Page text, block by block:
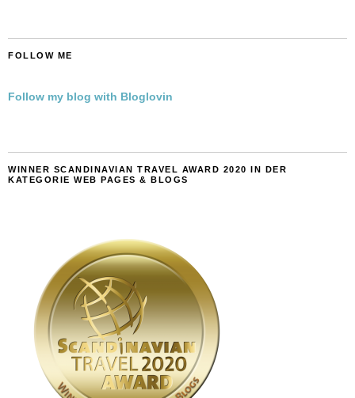
FOLLOW ME
Follow my blog with Bloglovin
WINNER SCANDINAVIAN TRAVEL AWARD 2020 IN DER
KATEGORIE WEB PAGES & BLOGS